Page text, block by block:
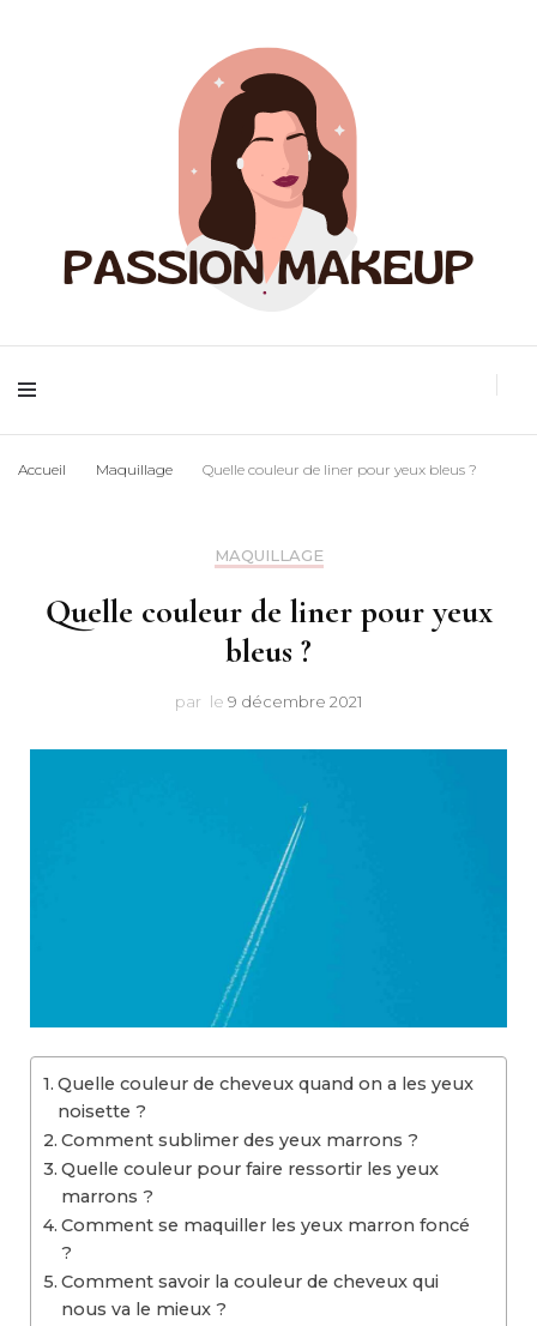
Passion
Accueil Maquillage Quelle couleur de liner pour yeux bleus ?
MAQUILLAGE
Quelle couleur de liner pour yeux
bleus ?
par le 9 décembre 2021
Quelle couleur de cheveux quand on a les yeux
noisette ?
Comment sublimer des yeux marrons ?
Quelle couleur pour faire ressortir les yeux
marrons ?
Comment se maquiller les yeux marron foncé
?
Comment savoir la couleur de cheveux qui
nous va le mieux ?